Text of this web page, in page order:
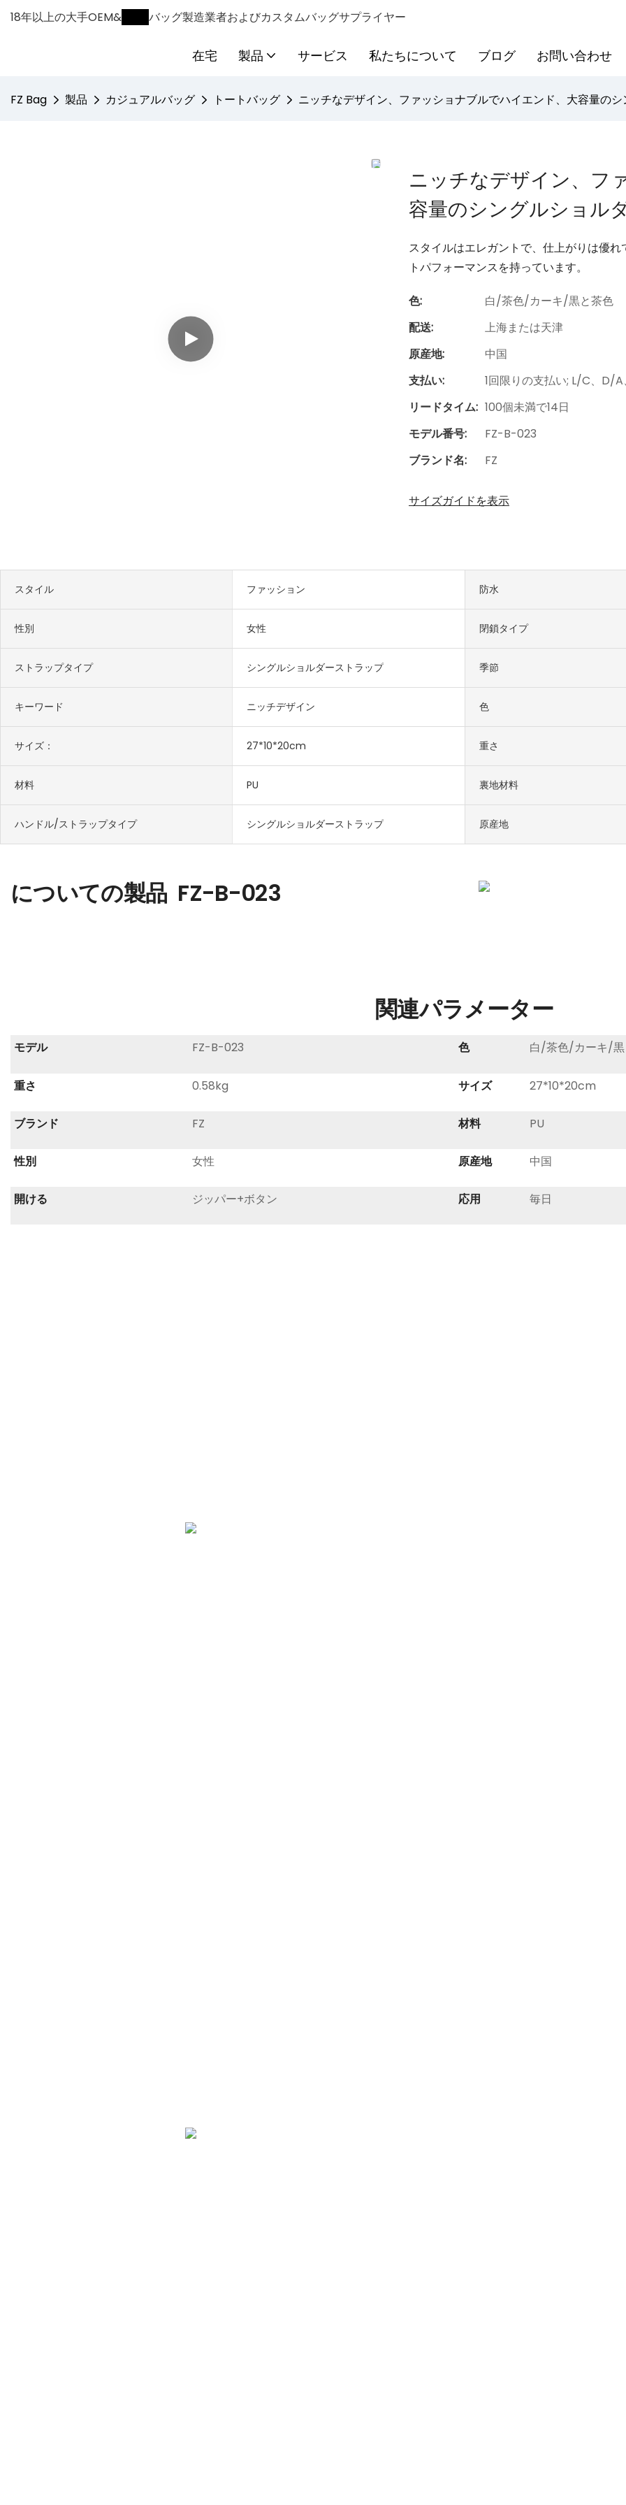
18年以上の大手OEM& バッグ製造業者およびカスタムバッグサプライヤー
在宅 製品 サービス 私たちについて ブログ お問い合わせ
FZ Bag 製品 カジュアルバッグ トートバッグ ニッチなデザイン、ファッショナブルでハイエンド、大容量の
ニッチなデザイン、フ
容量のシングルショル
スタイルはエレガントで、仕上がりは優
トパフォーマンスを持っています。
色:
白/茶色/カーキ/黒と茶色
配送:
上海または天津
原産地:
中国
支払い:
1回限りの支払い; L/C、
リードタイム: 100個未満で14日
モデル番号:
FZ-B-023
ブランド名:
FZ
サイズガイドを表示
スタイル ファッション 防水
性別 女性 閉鎖タイプ
ストラップタイプ シングルショルダーストラップ 季節
キーワード ニッチデザイン 色
サイズ： 27*10*20cm 重さ
材料 PU 裏地材料
ハンドル/ストラップタイプ シングルショルダーストラップ 原産地
についての製品 FZ-B-023
関連パラメーター
モデル FZ-B-023 色 白/茶色/カーキ/
重さ 0.58kg サイズ 27*10*20cm
ブランド FZ 材料 PU
性別 女性 原産地 中国
開ける ジッパー+ボタン 応用 毎日